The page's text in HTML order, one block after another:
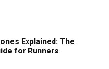
Explained: The
for Runners